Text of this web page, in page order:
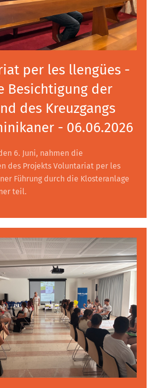
per les llengües -
Besichtigung der
des Kreuzgangs
- 06.06.2026
6. Juni, nahmen die
des Projekts Voluntariat per les
Führung durch die Klosteranlage
teil.